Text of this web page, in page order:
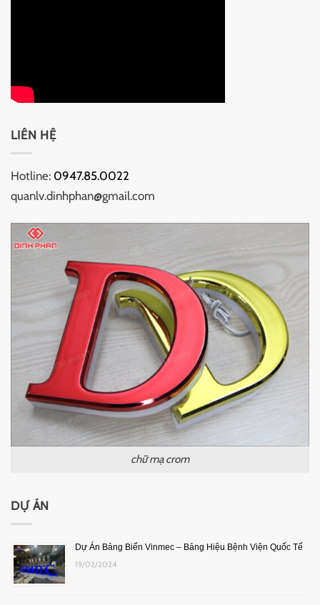
LIÊN HỆ
Hotline: 0947.85.0022
quanlv.dinhphan@gmail.com
chữ mạ crom
DỰ ÁN
Dự Án Bảng Biển Vinmec – Bảng Hiệu Bệnh Viện Quốc Tế
19/02/2024